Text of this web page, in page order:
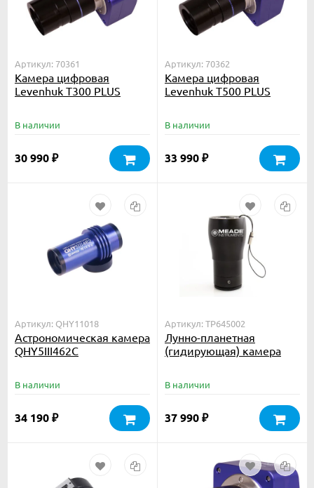
Артикул: 70361
Камера цифровая
Levenhuk T300 PLUS
В наличии
30 990 ₽
Артикул: 70362
Камера цифровая
Levenhuk T500 PLUS
В наличии
33 990 ₽
Артикул: QHY11018
Астрономическая камера
QHY5III462C
В наличии
34 190 ₽
Артикул: TP645002
Лунно-планетная
(гидирующая) камера
В наличии
37 990 ₽